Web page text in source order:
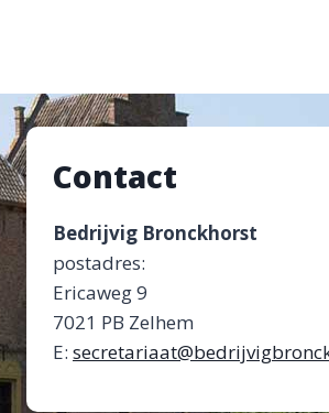
Contact
Bedrijvig Bronckhorst
postadres:
Ericaweg 9
7021 PB Zelhem
E: